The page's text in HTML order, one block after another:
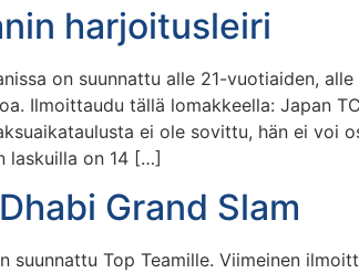
harjoitusleiri
on suunnattu alle 21-vuotiaiden,
Ilmoittaudu tällä lomakkeella: Japan
ei ole sovittu, hän ei voi
laskuilla on 14 […]
Grand Slam
suunnattu Top Teamille. Viimeinen